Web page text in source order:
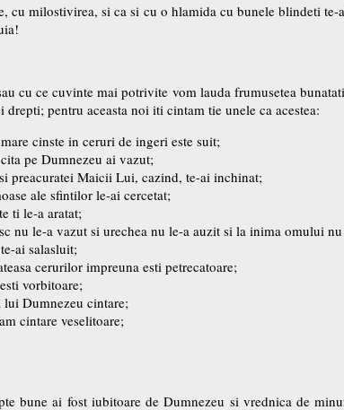
cu milostivirea, si ca si cu o hlamida cu bunele blindeti
cu ce cuvinte mai potrivite vom lauda frumusetea
pentru aceasta noi iti cintam tie unele ca acestea:
cinste in ceruri de ingeri este suit;
pe Dumnezeu ai vazut;
preacuratei Maicii Lui, cazind, te-ai inchinat;
ale sfintilor le-ai cercetat;
ti le-a aratat;
nu le-a vazut si urechea nu le-a auzit si la inima omului
ai salasluit;
cerurilor impreuna esti petrecatoare;
vorbitoare;
Dumnezeu cintare;
cintare veselitoare;
bune ai fost iubitoare de Dumnezeu si vrednica de